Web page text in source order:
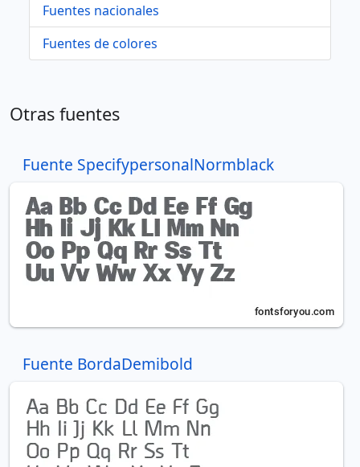
Fuentes nacionales
Fuentes de colores
Otras fuentes
Fuente SpecifypersonalNormblack
Fuente BordaDemibold